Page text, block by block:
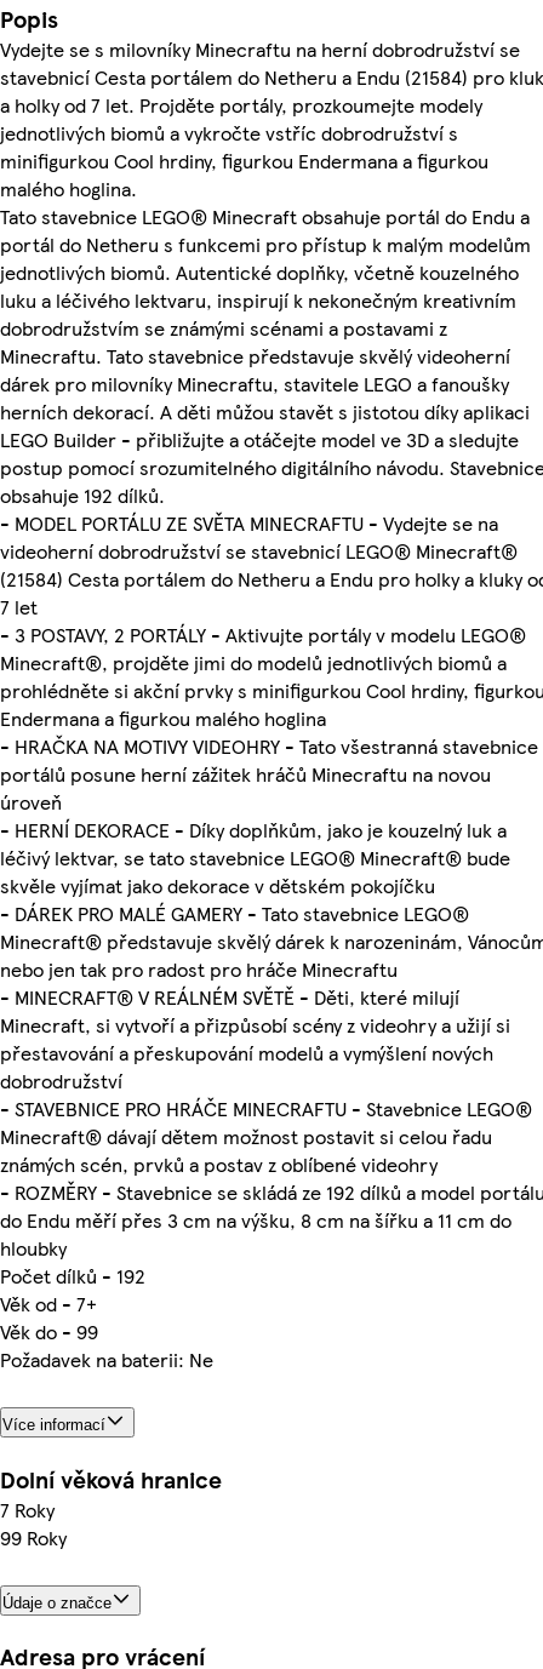
Popis
Vydejte se s milovníky Minecraftu na herní dobrodružství se
stavebnicí Cesta portálem do Netheru a Endu (21584) pro
a holky od 7 let. Projděte portály, prozkoumejte modely
jednotlivých biomů a vykročte vstříc dobrodružství s
minifigurkou Cool hrdiny, figurkou Endermana a figurkou
malého hoglina.
Tato stavebnice LEGO® Minecraft obsahuje portál do Endu a
portál do Netheru s funkcemi pro přístup k malým modelům
jednotlivých biomů. Autentické doplňky, včetně kouzelného
luku a léčivého lektvaru, inspirují k nekonečným kreativním
dobrodružstvím se známými scénami a postavami z
Minecraftu. Tato stavebnice představuje skvělý videoherní
dárek pro milovníky Minecraftu, stavitele LEGO a fanoušky
herních dekorací. A děti můžou stavět s jistotou díky aplikaci
LEGO Builder - přibližujte a otáčejte model ve 3D a sledujte
postup pomocí srozumitelného digitálního návodu.
obsahuje 192 dílků.
- MODEL PORTÁLU ZE SVĚTA MINECRAFTU - Vydejte se na
videoherní dobrodružství se stavebnicí LEGO® Minecraft®
(21584) Cesta portálem do Netheru a Endu pro holky a kluky
7 let
- 3 POSTAVY, 2 PORTÁLY - Aktivujte portály v modelu LEGO®
Minecraft®, projděte jimi do modelů jednotlivých biomů a
prohlédněte si akční prvky s minifigurkou Cool hrdiny,
Endermana a figurkou malého hoglina
- HRAČKA NA MOTIVY VIDEOHRY - Tato všestranná stavebnice
portálů posune herní zážitek hráčů Minecraftu na novou
úroveň
- HERNÍ DEKORACE - Díky doplňkům, jako je kouzelný luk a
léčivý lektvar, se tato stavebnice LEGO® Minecraft® bude
skvěle vyjímat jako dekorace v dětském pokojíčku
- DÁREK PRO MALÉ GAMERY - Tato stavebnice LEGO®
Minecraft® představuje skvělý dárek k narozeninám,
nebo jen tak pro radost pro hráče Minecraftu
- MINECRAFT® V REÁLNÉM SVĚTĚ - Děti, které milují
Minecraft, si vytvoří a přizpůsobí scény z videohry a užijí si
přestavování a přeskupování modelů a vymýšlení nových
dobrodružství
- STAVEBNICE PRO HRÁČE MINECRAFTU - Stavebnice LEGO®
Minecraft® dávají dětem možnost postavit si celou řadu
známých scén, prvků a postav z oblíbené videohry
- ROZMĚRY - Stavebnice se skládá ze 192 dílků a model
do Endu měří přes 3 cm na výšku, 8 cm na šířku a 11 cm do
hloubky
Počet dílků - 192
Věk od - 7+
Věk do - 99
Požadavek na baterii: Ne
Více informací
Dolní věková hranice
7 Roky
99 Roky
Údaje o značce
Adresa pro vrácení